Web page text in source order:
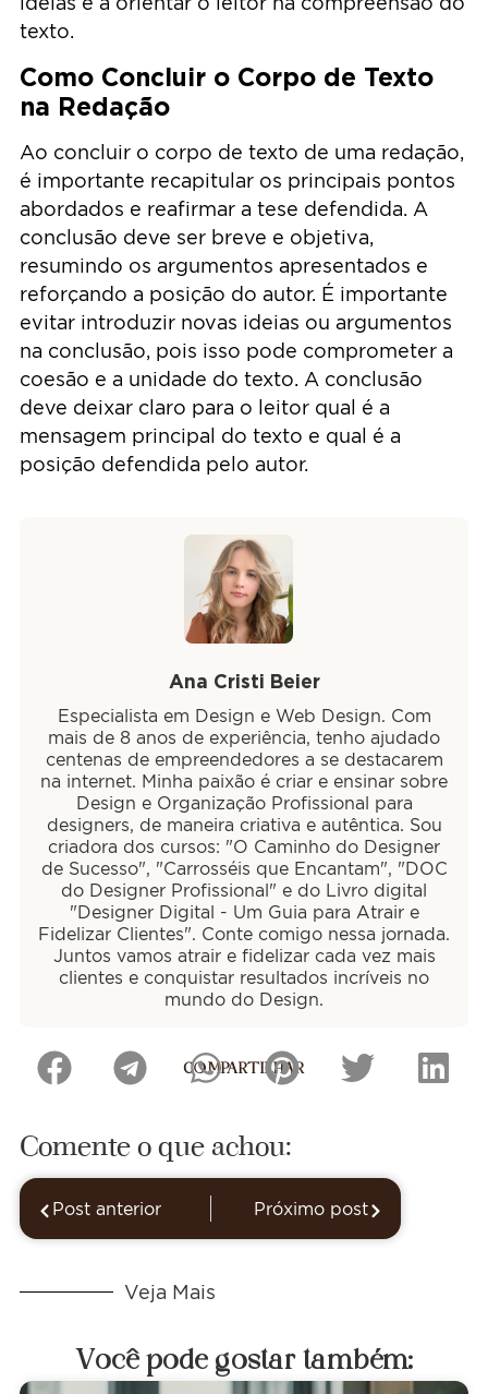
texto.
Como Concluir o Corpo de Texto
na Redação
Ao concluir o corpo de texto de uma redação,
é importante recapitular os principais pontos
abordados e reafirmar a tese defendida. A
conclusão deve ser breve e objetiva,
resumindo os argumentos apresentados e
reforçando a posição do autor. É importante
evitar introduzir novas ideias ou argumentos
na conclusão, pois isso pode comprometer a
coesão e a unidade do texto. A conclusão
deve deixar claro para o leitor qual é a
mensagem principal do texto e qual é a
posição defendida pelo autor.
Ana Cristi Beier
Especialista em Design e Web Design. Com
mais de 8 anos de experiência, tenho ajudado
centenas de empreendedores a se destacarem
na internet. Minha paixão é criar e ensinar sobre
Design e Organização Profissional para
designers, de maneira criativa e autêntica. Sou
criadora dos cursos: "O Caminho do Designer
de Sucesso", "Carrosséis que Encantam", "DOC
do Designer Profissional" e do Livro digital
"Designer Digital - Um Guia para Atrair e
Fidelizar Clientes". Conte comigo nessa jornada.
Juntos vamos atrair e fidelizar cada vez mais
clientes e conquistar resultados incríveis no
mundo do Design.
COMPARTILHAR
Comente o que achou:
Post anterior Próximo post
Veja Mais
Você pode gostar também: